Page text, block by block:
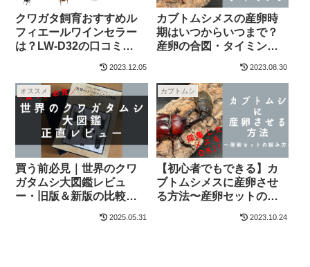
クワガタ飼育おすすめル
フィエールワインセラー
は？LW-D32の口コミ
も！〜クワガタ・カブト
ムシブリーダーが解説〜
2023.12.05
カブトムシメスの産卵時
期はいつからいつまで？
産卵の合図・タイミング
2023.08.30
オススメ
買う前必見｜世界のクワ
ガタムシ大図鑑レビュ
ー・旧版＆新版の比較・
古)・新刊の発売予定は？
2025.05.31
カブトムシ
【初心者でもできる】カ
ブトムシメスに産卵させ
る方法〜産卵セットの組
2023.10.24